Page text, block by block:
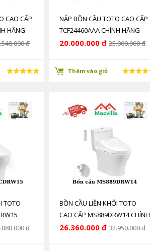
CAO CẤP
HÃNG
đ
NẮP BỒN CẦU TOTO CAO CẤP
TCF24460AAA CHÍNH HÃNG
GIÁ RẺ
20.000.000 đ 25.000.000 đ
Thêm vào giỏ
TOTO
đ
BỒN CẦU LIỀN KHỐI TOTO
CAO CẤP MS889DRW14 CHÍNH
HÃNG GIÁ RẺ
26.360.000 đ 32.950.000 đ